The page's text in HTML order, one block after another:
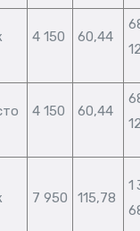
4 150 60,44
4 150 60,44
7 950 115,78
1